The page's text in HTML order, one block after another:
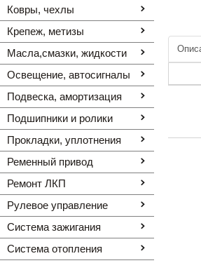
Ковры, чехлы
Крепеж, метизы
Масла,смазки, жидкости
Освещение, автоcигналы
Подвеска, амортизация
Подшипники и ролики
Прокладки, уплотнения
Ременный привод
Ремонт ЛКП
Рулевое управление
Система зажигания
Система отопления